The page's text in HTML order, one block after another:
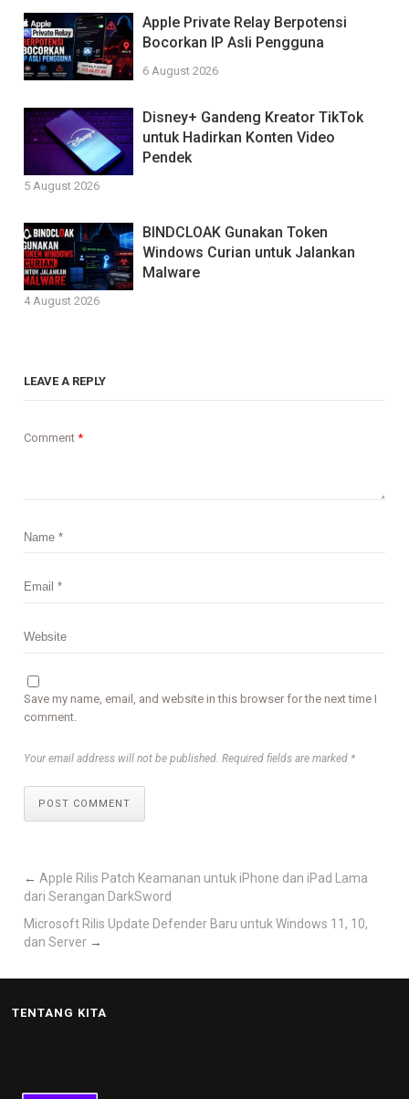
Apple Private Relay Berpotensi
Bocorkan IP Asli Pengguna
6 August 2026
Disney+ Gandeng Kreator TikTok
untuk Hadirkan Konten Video
Pendek
5 August 2026
BINDCLOAK Gunakan Token
Windows Curian untuk Jalankan
Malware
4 August 2026
LEAVE A REPLY
Comment*
Save my name, email, and website in this browser for the next time I
comment.
Your email address will not be published. Required fields are marked *
POST COMMENT
←Apple Rilis Patch Keamanan untuk iPhone dan iPad Lama
dari Serangan DarkSword
Microsoft Rilis Update Defender Baru untuk Windows 11, 10,
dan Server →
TENTANG KITA